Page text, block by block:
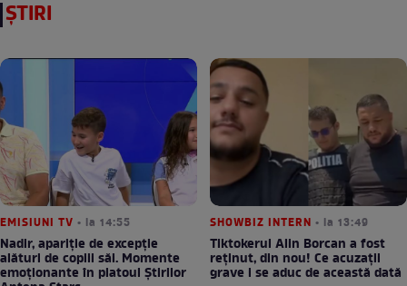
ȘTIRI
EMISIUNI TV • la 14:55
Nadir, apariție de excepție
alături de copiii săi. Momente
emoționante în platoul Știrilor
SHOWBIZ INTERN • la 13:49
Tiktokerul Alin Borcan a fost
reținut, din nou! Ce acuzații
grave i se aduc de această dată